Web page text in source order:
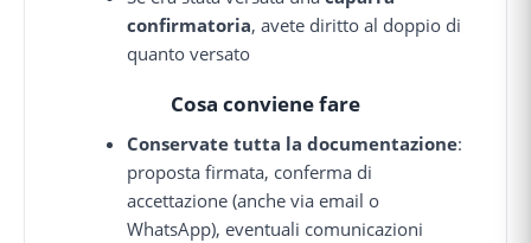
confirmatoria, avete diritto al doppio di
quanto versato
Cosa conviene fare
Conservate tutta la documentazione:
proposta firmata, conferma di
accettazione (anche via email o
WhatsApp), eventuali comunicazioni